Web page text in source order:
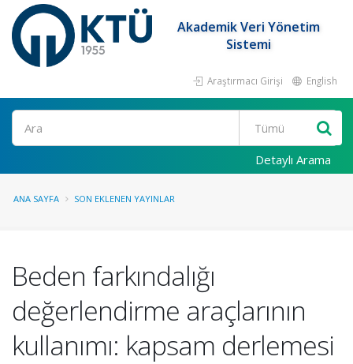
Akademik Veri Yönetim
Sistemi
Araştırmacı Girişi English
Ara
Detaylı Arama
ANA SAYFA SON EKLENEN YAYINLAR
Beden farkındalığı
değerlendirme araçlarının
kullanımı: kapsam derlemesi